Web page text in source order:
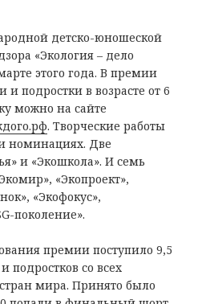
детско-юношеской
«Экология – дело
этого года. В премии
и подростки в возрасте от 6
можно на сайте
. Творческие работы
номинациях. Две
и «Экошкола». И семь
«Экопроект»,
«Экофокус»,
поколение».
премии поступило 9,5
подростков со всех
мира. Принято было